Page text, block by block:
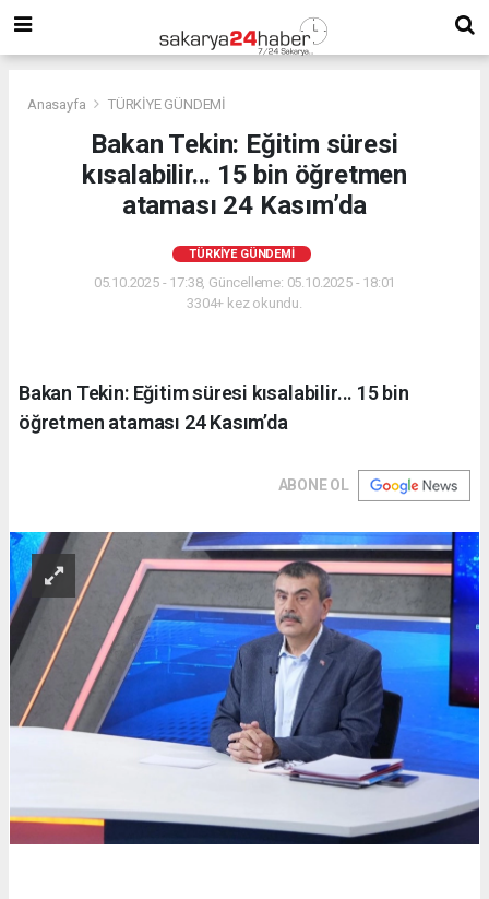
Anasayfa TÜRKİYE GÜNDEMİ
Bakan Tekin: Eğitim süresi
kısalabilir... 15 bin öğretmen
ataması 24 Kasım’da
TÜRKİYE GÜNDEMİ
05.10.2025 - 17:38, Güncelleme: 05.10.2025 - 18:01
3304+ kez okundu.
Bakan Tekin: Eğitim süresi kısalabilir... 15 bin
öğretmen ataması 24 Kasım’da
ABONE OL